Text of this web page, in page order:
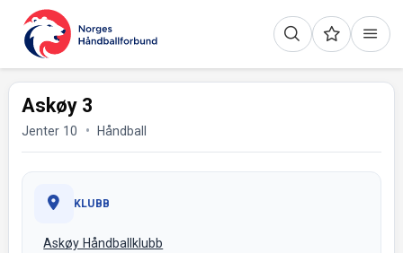
Askøy 3
Jenter 10 Håndball
KLUBB
Askøy Håndballklubb